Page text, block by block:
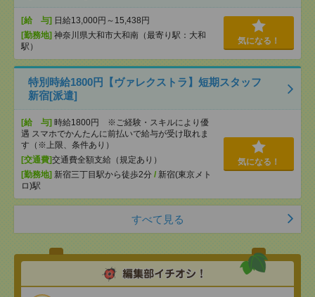
[給 与] 日給13,000円～15,438円
[勤務地] 神奈川県大和市大和南（最寄り駅：大和
駅）
気になる！
特別時給1800円【ヴァレクストラ】短期スタッフ
新宿[派遣]
[給 与] 時給1800円 ※ご経験・スキルにより優
遇 スマホでかんたんに前払いで給与が受け取れま
す（※上限、条件あり）
[交通費]交通費全額支給（規定あり）
[勤務地] 新宿三丁目駅から徒歩2分 / 新宿(東京メト
ロ)駅
気になる！
すべて見る